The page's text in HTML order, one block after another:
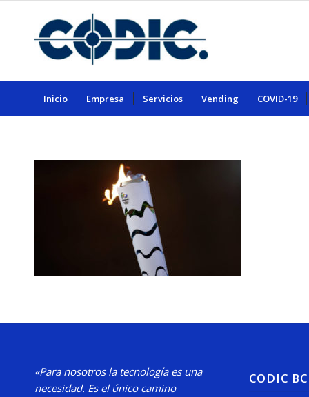
Inicio Empresa Servicios Vending COVID-19
«Para nosotros la tecnología es una
necesidad. Es el único camino
CODIC